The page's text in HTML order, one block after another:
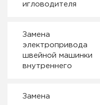
игловодителя
Замена
электропривода
швейной машинки
внутреннего
Замена